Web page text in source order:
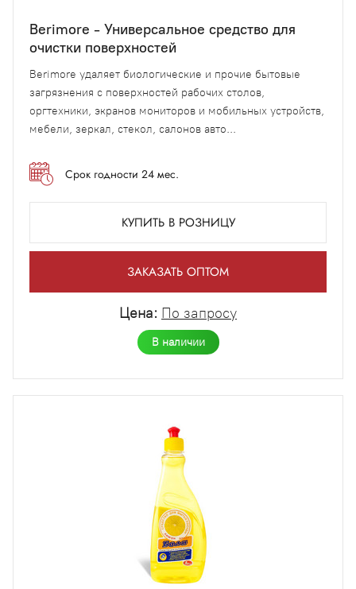
Berimore - Универсальное средство для
очистки поверхностей
Berimore удаляет биологические и прочие бытовые
загрязнения с поверхностей рабочих столов,
оргтехники, экранов мониторов и мобильных устройств,
мебели, зеркал, стекол, салонов авто...
Срок годности 24 мес.
КУПИТЬ В РОЗНИЦУ
ЗАКАЗАТЬ ОПТОМ
Цена: По запросу
В наличии